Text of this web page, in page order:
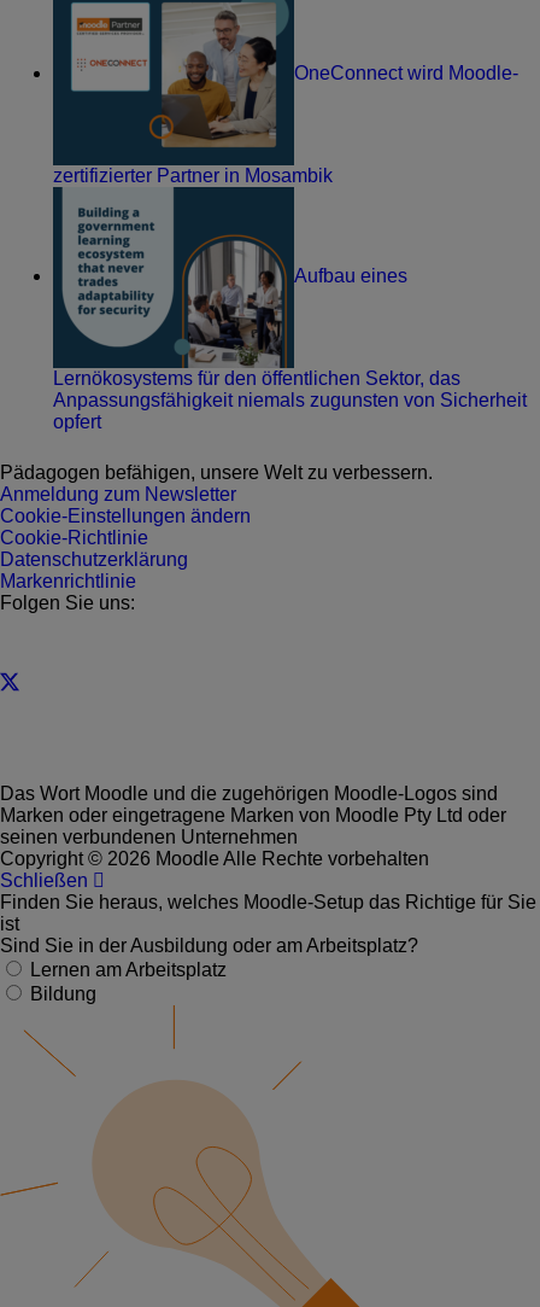
OneConnect wird Moodle-
zertifizierter Partner in Mosambik
Aufbau eines
Lernökosystems für den öffentlichen Sektor, das
Anpassungsfähigkeit niemals zugunsten von Sicherheit
opfert
Pädagogen befähigen, unsere Welt zu verbessern.
Anmeldung zum Newsletter
Cookie-Einstellungen ändern
Cookie-Richtlinie
Datenschutzerklärung
Markenrichtlinie
Folgen Sie uns:
Das Wort Moodle und die zugehörigen Moodle-Logos sind
Marken oder eingetragene Marken von Moodle Pty Ltd oder
seinen verbundenen Unternehmen
Copyright © 2026 Moodle Alle Rechte vorbehalten
Schließen
Finden Sie heraus, welches Moodle-Setup das Richtige für Sie
ist
Sind Sie in der Ausbildung oder am Arbeitsplatz?
Lernen am Arbeitsplatz
Bildung